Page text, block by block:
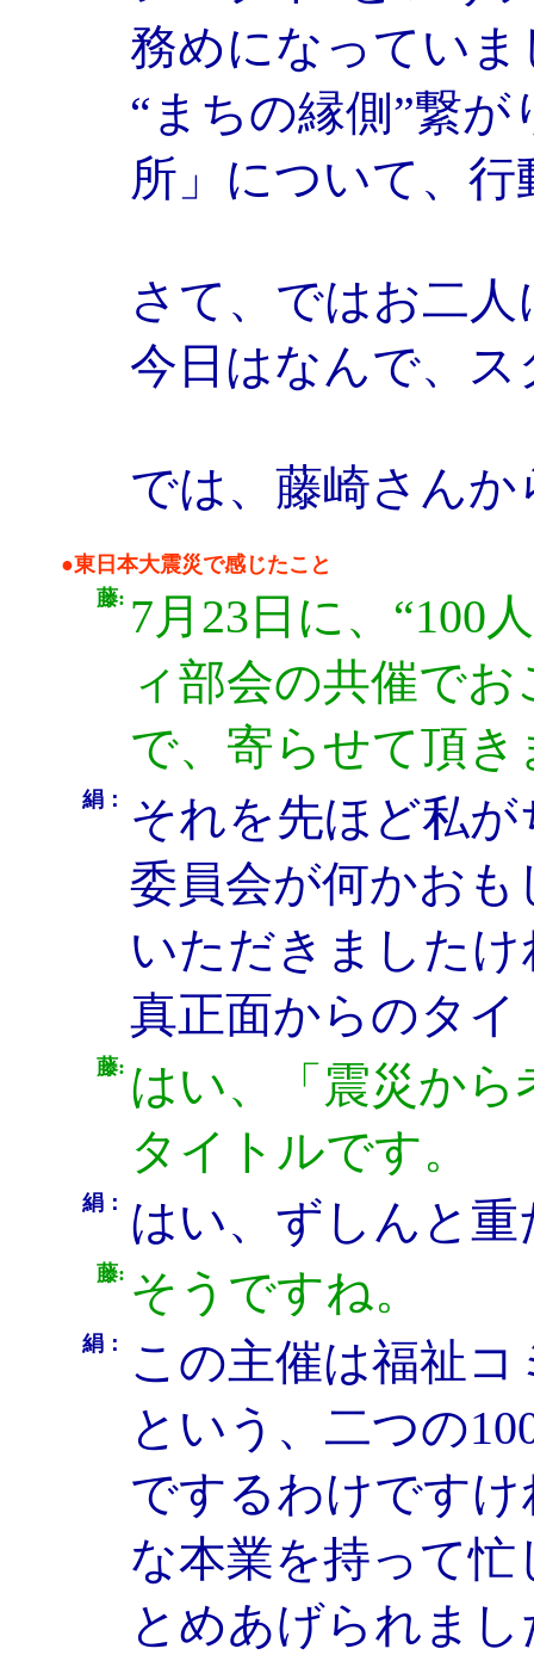
務めになっていま
“まちの縁側”繋
所」について、
さて、ではお二
今日はなんで、
では、藤崎さん
●東日本大震災で感じたこと
藤: 7月23日に、“100
ィ部会の共催で
で、寄らせて頂
絹：
それを先ほど私
委員会が何かお
いただきました
真正面からのタ
藤: はい、「震災か
タイトルです。
絹： はい、ずしんと
藤: そうですね。
絹：
この主催は福祉
という、二つの
でするわけです
な本業を持って
とめあげられま